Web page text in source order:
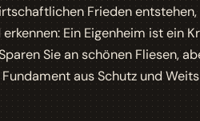
Frieden entstehen,
Ein Eigenheim ist ein
Sie an schönen Fliesen,
aus Schutz und